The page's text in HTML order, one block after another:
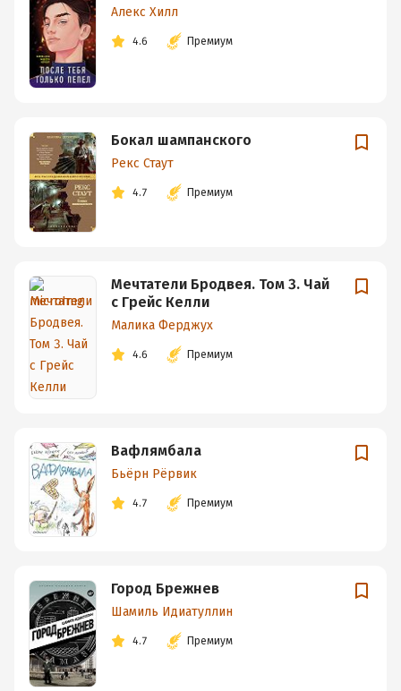
Алекс Хилл
4.6 Премиум
Бокал шампанского
Рекс Стаут
4.7 Премиум
Мечтатели Бродвея. Том 3. Чай
с Грейс Келли
Малика Ферджух
4.6 Премиум
Вафлямбала
Бьёрн Рёрвик
4.7 Премиум
Город Брежнев
Шамиль Идиатуллин
4.7 Премиум